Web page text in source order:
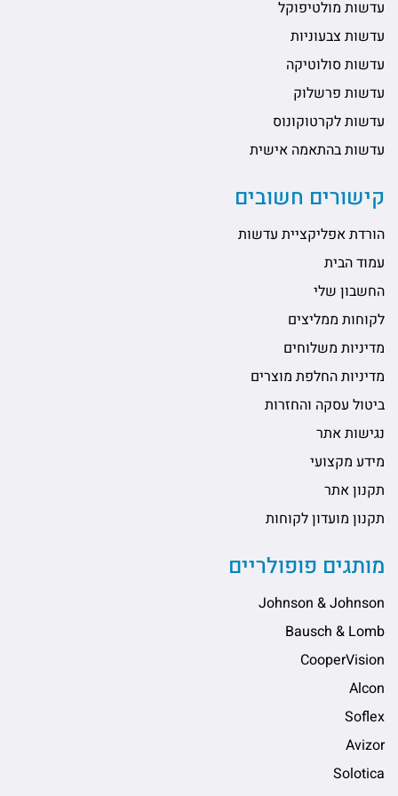
עדשות מולטיפוקל
עדשות צבעוניות
עדשות סולוטיקה
עדשות פרשלוק
עדשות לקרטוקונוס
עדשות בהתאמה אישית
קישורים חשובים
הורדת אפליקציית עדשות
עמוד הבית
החשבון שלי
לקוחות ממליצים
מדיניות משלוחים
מדיניות החלפת מוצרים
ביטול עסקה והחזרות
נגישות אתר
מידע מקצועי
תקנון אתר
תקנון מועדון לקוחות
מותגים פופולריים
Johnson & Johnson
Bausch & Lomb
CooperVision
Alcon
Soflex
Avizor
Solotica